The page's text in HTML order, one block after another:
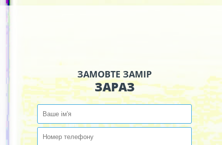
ЗАМОВТЕ ЗАМІР
ЗАРАЗ